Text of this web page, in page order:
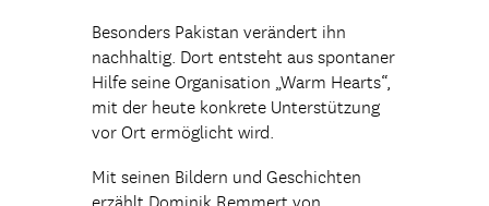
Besonders Pakistan verändert ihn
nachhaltig. Dort entsteht aus spontaner
Hilfe seine Organisation „Warm Hearts“,
mit der heute konkrete Unterstützung
vor Ort ermöglicht wird.
Mit seinen Bildern und Geschichten
erzählt Dominik Remmert von